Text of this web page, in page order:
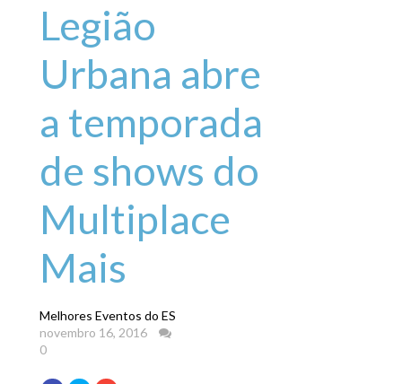
Legião
Urbana abre
a temporada
de shows do
Multiplace
Mais
Melhores Eventos do ES
novembro 16, 2016
0